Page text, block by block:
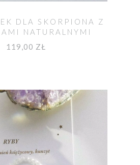
DLA SKORPIONA Z
NATURALNYMI
119,00 ZŁ